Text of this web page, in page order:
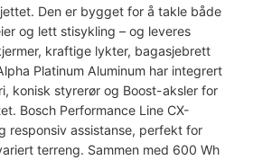
Den er bygget for å takle både
og lett stisykling – og leveres
kraftige lykter, bagasjebrett
Platinum Aluminum har integrert
konisk styrerør og Boost-aksler for
Bosch Performance Line CX-
responsiv assistanse, perfekt for
terreng. Sammen med 600 Wh